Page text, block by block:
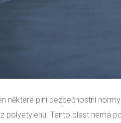
některé plní bezpečnostní
polyetylenu. Tento plast nemá